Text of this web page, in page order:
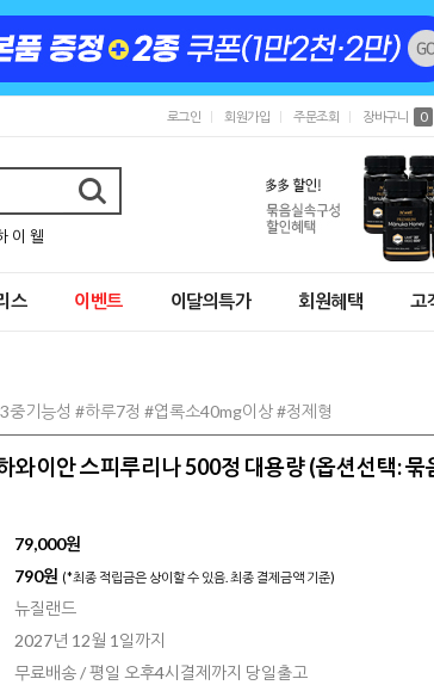
로그인 회원가입 주문조회 장바구니 0
이 웰
스 이벤트 이달의특가 회원혜택 고
중기능성 #하루7정 #엽록소40mg이상 #정제형
와이안 스피루리나 500정 대용량 (옵션선택: 묶
79,000원
790원 (*최종 적립금은 상이할 수 있음. 최종 결제금액 기준)
뉴질랜드
2027년 12월 1일까지
무료배송 / 평일 오후4시결제까지 당일출고